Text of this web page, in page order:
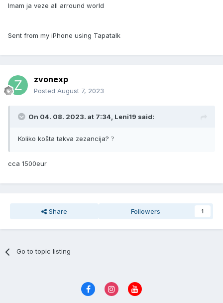
Imam ja veze all arround world
Sent from my iPhone using Tapatalk
zvonexp
Posted August 7, 2023
On 04. 08. 2023. at 7:34, Leni19 said:
Koliko košta takva zezancija? ?
cca 1500eur
Share Followers 1
Go to topic listing